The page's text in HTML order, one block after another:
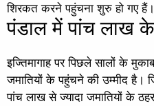
शिरकत करने पहुंचना शुरु हो गए हैं।
पंडाल में पांच लाख
इज्तिमागाह पर पिछले सालों के
जमातियों के पहुंचने की उम्मीद है।
पांच लाख से ज्यादा जमातियों के